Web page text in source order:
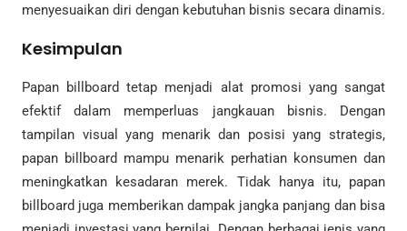
menyesuaikan diri dengan kebutuhan bisnis secara dinamis.
Kesimpulan
Papan billboard tetap menjadi alat promosi yang sangat
efektif dalam memperluas jangkauan bisnis. Dengan
tampilan visual yang menarik dan posisi yang strategis,
papan billboard mampu menarik perhatian konsumen dan
meningkatkan kesadaran merek. Tidak hanya itu, papan
billboard juga memberikan dampak jangka panjang dan bisa